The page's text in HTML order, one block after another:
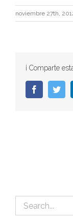
noviembre 27th,
¡ Comparte
Facebook
Search